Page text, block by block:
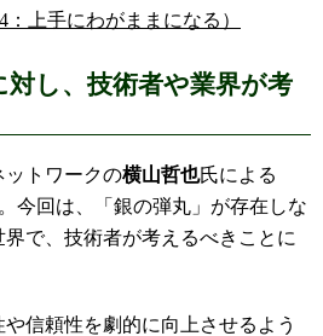
上手にわがままになる）
し、技術者や業界が考
トワークの横山哲也氏による
。今回は、「銀の弾丸」が存在しな
で、技術者が考えるべきことに
信頼性を劇的に向上させるよう